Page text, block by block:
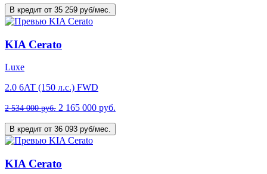
В кредит от 35 259 руб/мес.
KIA Cerato
Luxe
2.0 6AT (150 л.с.) FWD
2 534 000 руб. 2 165 000 руб.
В кредит от 36 093 руб/мес.
KIA Cerato